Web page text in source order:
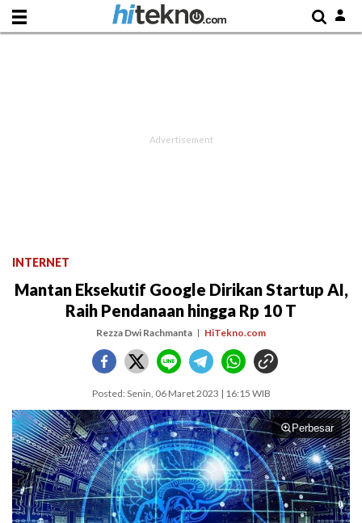
INTERNET
Mantan Eksekutif Google Dirikan Startup AI,
Raih Pendanaan hingga Rp 10 T
Rezza Dwi Rachmanta HiTekno.com
Posted: Senin, 06 Maret 2023 | 16:15 WIB
Perbesar